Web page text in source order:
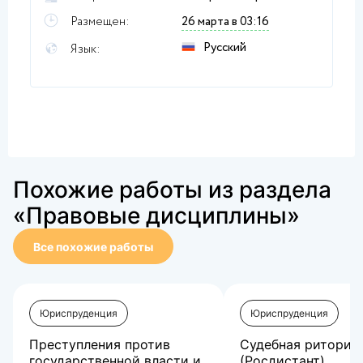
Размещен:
26 марта в 03:16
Язык:
Русский
Похожие работы из раздела
«Правовые дисциплины»
Все похожие работы
Юриспруденция
Преступления против
Юриспруденция
Судебная